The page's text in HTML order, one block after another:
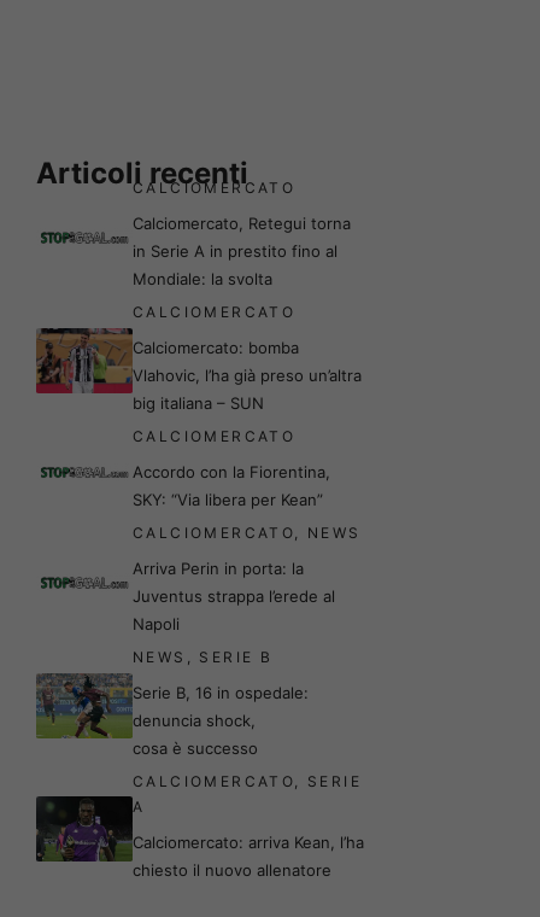
Articoli recenti
CALCIOMERCATO
Calciomercato, Retegui torna
in Serie A in prestito fino al
Mondiale: la svolta
CALCIOMERCATO
Calciomercato: bomba
Vlahovic, l’ha già preso un’altra
big italiana – SUN
CALCIOMERCATO
Accordo con la Fiorentina,
SKY: “Via libera per Kean”
CALCIOMERCATO NEWS
Arriva Perin in porta: la
Juventus strappa l’erede al
Napoli
NEWS SERIE B
Serie B, 16 in ospedale:
denuncia shock,
cosa è successo
CALCIOMERCATO
SERIE
A
Calciomercato: arriva Kean, l’ha
chiesto il nuovo allenatore